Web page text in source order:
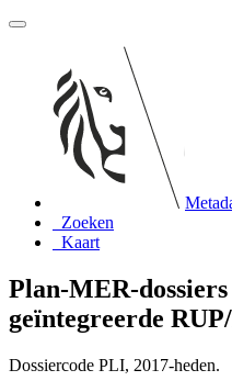
Zoeken
Kaart
Plan-MER-dossiers
geïntegreerde
Dossiercode PLI, 2017-heden.